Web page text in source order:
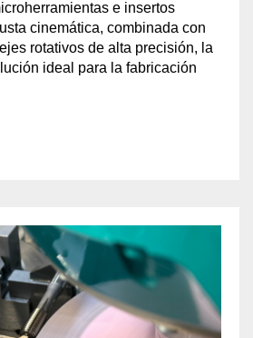
e insertos
cinemática, combinada con
rotativos de alta precisión, la
ideal para la fabricación